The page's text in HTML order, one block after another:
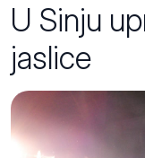
U Sinju
jaslice